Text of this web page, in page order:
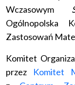
Wczasowym
Ogólnopolska
Zastosowań
Komitet
przez Komitet